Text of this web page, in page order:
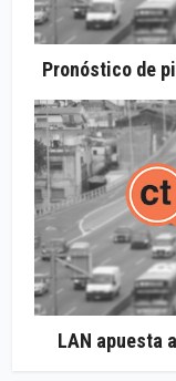
Pronóstico de
LAN apuesta